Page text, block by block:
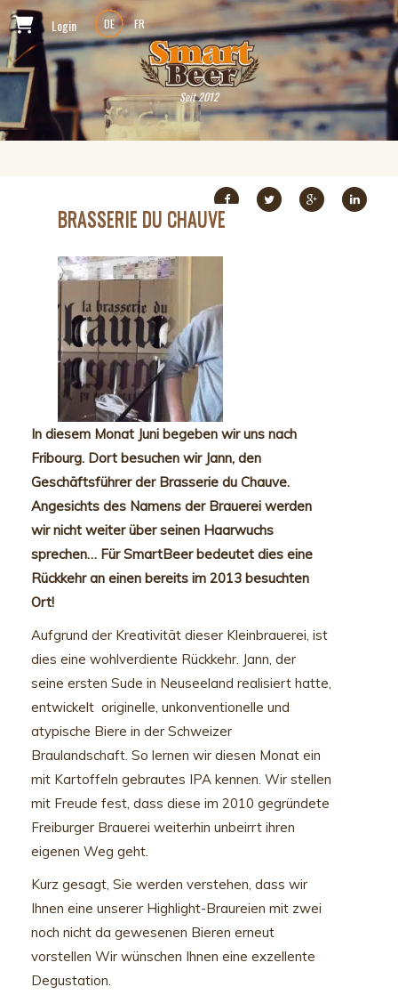
Login DE FR
Seit 2012
BRASSERIE DU CHAUVE
In diesem Monat Juni begeben wir uns nach
Fribourg. Dort besuchen wir Jann, den
Geschäftsführer der Brasserie du Chauve.
Angesichts des Namens der Brauerei werden
wir nicht weiter über seinen Haarwuchs
sprechen… Für SmartBeer bedeutet dies eine
Rückkehr an einen bereits im 2013 besuchten
Ort!
Aufgrund der Kreativität dieser Kleinbrauerei, ist
dies eine wohlverdiente Rückkehr. Jann, der
seine ersten Sude in Neuseeland realisiert hatte,
entwickelt originelle, unkonventionelle und
atypische Biere in der Schweizer
Braulandschaft. So lernen wir diesen Monat ein
mit Kartoffeln gebrautes IPA kennen. Wir stellen
mit Freude fest, dass diese im 2010 gegründete
Freiburger Brauerei weiterhin unbeirrt ihren
eigenen Weg geht.
Kurz gesagt, Sie werden verstehen, dass wir
Ihnen eine unserer Highlight-Braureien mit zwei
noch nicht da gewesenen Bieren erneut
vorstellen Wir wünschen Ihnen eine exzellente
Degustation.